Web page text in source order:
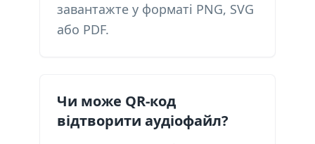
завантажте у форматі PNG, SVG
або PDF.
Чи може QR-код
відтворити аудіофайл?